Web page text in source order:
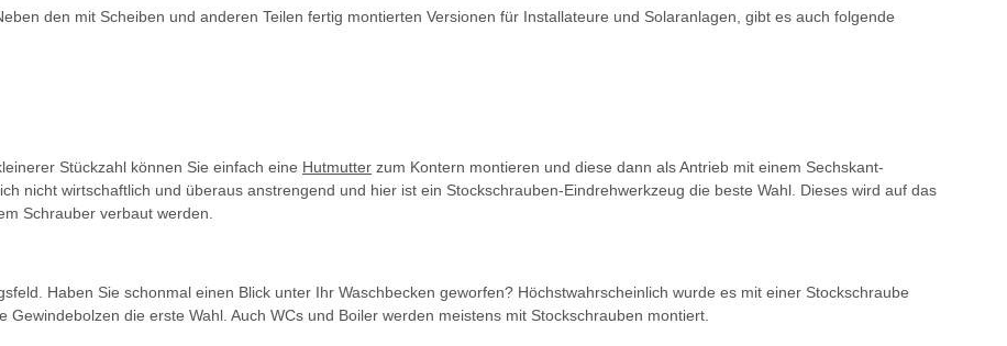
den mit Scheiben und anderen Teilen fertig montierten Versionen für Installateure und Solaranlagen, gibt es auch folgende
Stückzahl können Sie einfach eine Hutmutter zum Kontern montieren und diese dann als Antrieb mit einem Sechskant-
nicht wirtschaftlich und überaus anstrengend und hier ist ein Stockschrauben-Eindrehwerkzeug die beste Wahl. Dieses wird auf das
Schrauber verbaut werden.
Haben Sie schonmal einen Blick unter Ihr Waschbecken geworfen? Höchstwahrscheinlich wurde es mit einer Stockschraube
die erste Wahl. Auch WCs und Boiler werden meistens mit Stockschrauben montiert.